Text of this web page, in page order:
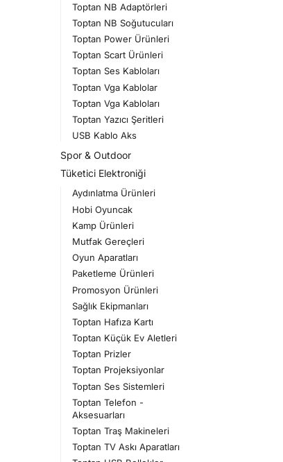
Toptan NB Adaptörleri
Toptan NB Soğutucuları
Toptan Power Ürünleri
Toptan Scart Ürünleri
Toptan Ses Kabloları
Toptan Vga Kablolar
Toptan Vga Kabloları
Toptan Yazıcı Şeritleri
USB Kablo Aks
Spor & Outdoor
Tüketici Elektroniği
Aydınlatma Ürünleri
Hobi Oyuncak
Kamp Ürünleri
Mutfak Gereçleri
Oyun Aparatları
Paketleme Ürünleri
Promosyon Ürünleri
Sağlık Ekipmanları
Toptan Hafıza Kartı
Toptan Küçük Ev Aletleri
Toptan Prizler
Toptan Projeksiyonlar
Toptan Ses Sistemleri
Toptan Telefon -
Aksesuarları
Toptan Traş Makineleri
Toptan TV Askı Aparatları